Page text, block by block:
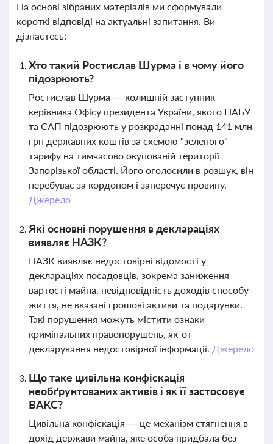
На основі зібраних матеріалів ми сформували
короткі відповіді на актуальні запитання. Ви
дізнаєтесь:
Хто такий Ростислав Шурма і в чому його
підозрюють?
Ростислав Шурма — колишній заступник
керівника Офісу президента України, якого НАБУ
та САП підозрюють у розкраданні понад 141 млн
грн державних коштів за схемою "зеленого"
тарифу на тимчасово окупованій території
Запорізької області. Його оголосили в розшук, він
перебуває за кордоном і заперечує провину.
Джерело
Які основні порушення в деклараціях
виявляє НАЗК?
НАЗК виявляє недостовірні відомості у
деклараціях посадовців, зокрема заниження
вартості майна, невідповідність доходів способу
життя, не вказані грошові активи та подарунки.
Такі порушення можуть містити ознаки
кримінальних правопорушень, як-от
декларування недостовірної інформації. Джерело
Що таке цивільна конфіскація
необґрунтованих активів і як її застосовує
ВАКС?
Цивільна конфіскація — це механізм стягнення в
дохід держави майна, яке особа придбала без